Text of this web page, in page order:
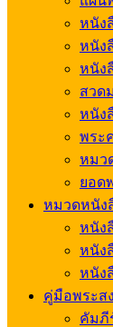
หนัง
หนัง
หนัง
สวด
หนัง
พระ
หมว
ยอด
หมวดหนัง
หนัง
หนัง
หนัง
คู่มือพระส
คัมภี